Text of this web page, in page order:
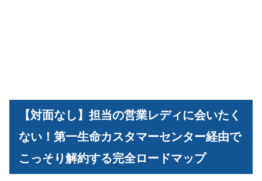
【対面なし】担当の営業レディに会いたく
ない！第一生命カスタマーセンター経由で
こっそり解約する完全ロードマップ